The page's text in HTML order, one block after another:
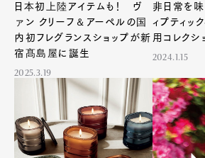
日本初上陸アイテムも！ ヴ
ァン クリーフ＆アーペルの国
内初フレグランスショップが新
宿髙島屋に誕生
2025.3.19
非日常を味
ィプティッ
用コレク
2024.1.15